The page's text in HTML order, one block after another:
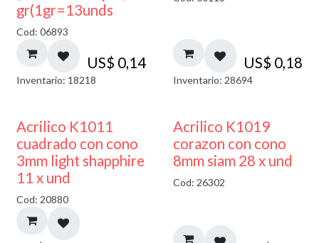
gr(1gr=13unds
Cod: 06893
US$ 0,14
Inventario: 18218
US$ 0,18
Inventario: 28694
50% DESCUENTO
Acrilico K1011
cuadrado con cono
3mm light shapphire
11 x und
Cod: 20880
Acrilico K1019
corazon con cono
8mm siam 28 x und
Cod: 26302